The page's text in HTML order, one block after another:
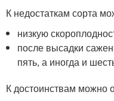
К недостаткам сорта
низкую
после высадки
пять, а иногда и
К достоинствам можно